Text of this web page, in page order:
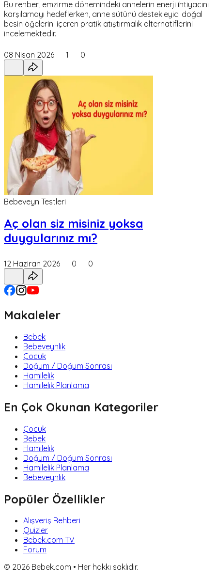
Bu rehber, emzirme dönemindeki annelerin enerji ihtiyacını
karşılamayı hedeflerken, anne sütünü destekleyici doğal
besin öğelerini içeren pratik atıştırmalık alternatiflerini
incelemektedir.
08 Nisan 2026 1 0
Bebeveyn Testleri
Aç olan siz misiniz yoksa
duygularınız mı?
12 Haziran 2026 0 0
Makaleler
Bebek
Bebeveynlik
Çocuk
Doğum / Doğum Sonrası
Hamilelik
Hamilelik Planlama
En Çok Okunan Kategoriler
Çocuk
Bebek
Hamilelik
Doğum / Doğum Sonrası
Hamilelik Planlama
Bebeveynlik
Popüler Özellikler
Alışveriş Rehberi
Quizler
Bebek.com TV
Forum
© 2026 Bebek.com • Her hakkı saklıdır.